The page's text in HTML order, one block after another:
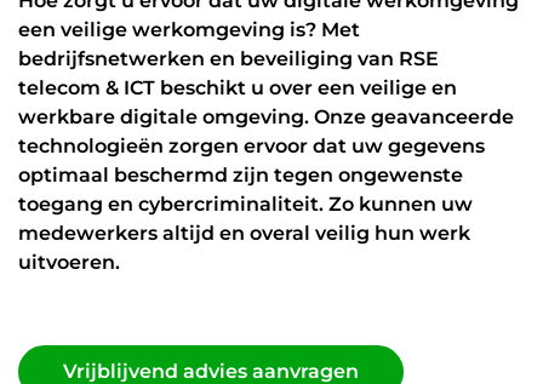
Datanetwerk & internet
Glasvezel
Zakelijk internet
Interne datanetwerken
Cybersecurity
Managed Firewall
Mobiele beveiliging
een veilige werkomgeving is? Met
bedrijfsnetwerken en beveiliging van RSE
telecom & ICT beschikt u over een veilige en
werkbare digitale omgeving. Onze geavanceerde
technologieën zorgen ervoor dat uw gegevens
optimaal beschermd zijn tegen ongewenste
toegang en cybercriminaliteit. Zo kunnen uw
medewerkers altijd en overal veilig hun werk
uitvoeren.
Vrijblijvend advies aanvragen